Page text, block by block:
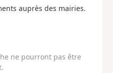
auprès des mairies.
ne pourront pas être